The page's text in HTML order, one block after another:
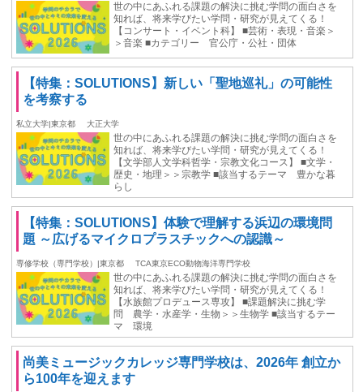
世の中にあふれる課題の解決に挑む学問の面白さを
知れば、将来学びたい学問・研究が見えてくる！
【コンサート・イベント科】 ■芸術・表現・音楽＞
＞音楽 ■カテゴリー 官公庁・公社・団体
【特集：SOLUTIONS】新しい「聖地巡礼」の可能性
を考察する
私立大学|東京都 大正大学
世の中にあふれる課題の解決に挑む学問の面白さを
知れば、将来学びたい学問・研究が見えてくる！
【文学部人文学科哲学・宗教文化コース】 ■文学・
歴史・地理＞＞宗教学 ■該当するテーマ 豊かな暮
らし
【特集：SOLUTIONS】体験で理解する浜辺の環境問
題 ～広げるマイクロプラスチックへの認識～
専修学校（専門学校）|東京都 TCA東京ECO動物海洋専門学校
世の中にあふれる課題の解決に挑む学問の面白さを
知れば、将来学びたい学問・研究が見えてくる！
【水族館プロデュース専攻】 ■課題解決に挑む学
問 農学・水産学・生物＞＞生物学 ■該当するテー
マ 環境
尚美ミュージックカレッジ専門学校は、2026年 創立か
ら100年を迎えます